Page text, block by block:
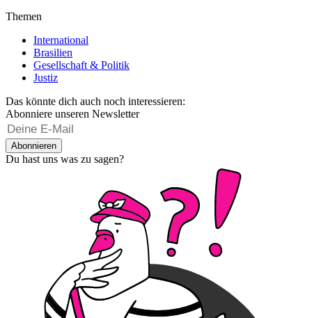
Themen
International
Brasilien
Gesellschaft & Politik
Justiz
Das könnte dich auch noch interessieren:
Abonniere unseren Newsletter
Abonnieren
Du hast uns was zu sagen?